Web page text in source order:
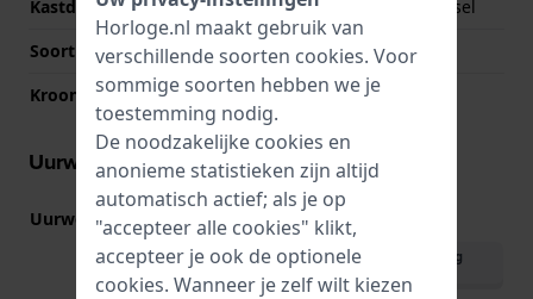
Kastdeksel
Geschroefde achterdeksel
Soort glas
K1 Mineraal
Kroon
Trek kroon
Uurwerk informatie
Uurwerk nr. VK64 ( Bekijk specificaties
Download handleiding
(English)
Horloge.nl maakt gebruik van
verschillende soorten cookies. Voor
sommige soorten hebben we je
toestemming nodig.
De noodzakelijke cookies en
anonieme statistieken zijn altijd
automatisch actief; als je op
"accepteer alle cookies" klikt,
accepteer je ook de optionele
cookies. Wanneer je zelf wilt kiezen